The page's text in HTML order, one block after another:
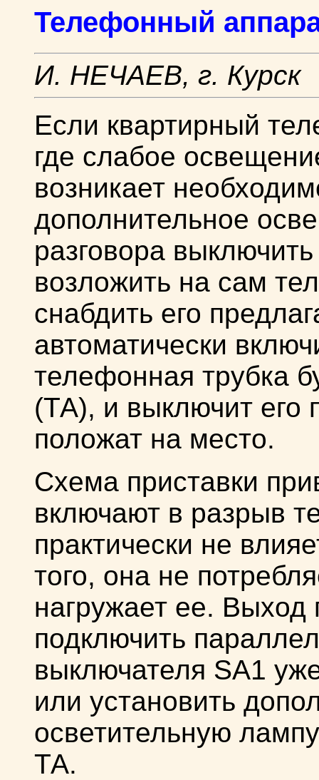
Телефонный
И. НЕЧАЕВ, г. Курск
Если квартирный
где слабое
возникает
дополнительное
разговора
возложить на сам
снабдить его
автоматически
телефонная трубка
(ТА), и выключит его
положат на место.
Схема приставки
включают в разрыв
практически не
того, она не
нагружает ее. Выход
подключить
выключателя SA1
или установить
осветительную
ТА.